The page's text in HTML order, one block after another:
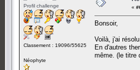
Profil challenge
Classement : 19096/55625
Néophyte
«
Bonsoir,
Voilà, j'ai
En d'autres
même. (le titre